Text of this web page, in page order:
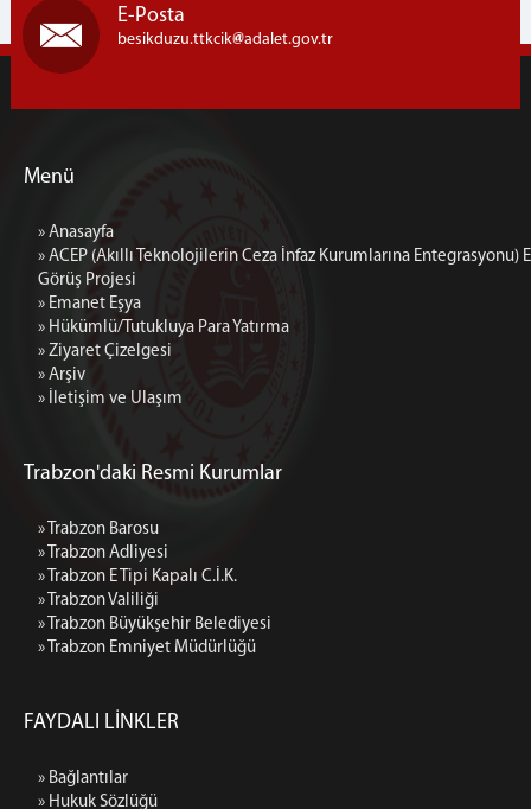
E-Posta
besikduzu.ttkcik adalet.gov.tr
Menü
» Anasayfa
» ACEP (Akıllı Teknolojilerin Ceza İnfaz Kurumlarına Entegrasyonu)
Görüş Projesi
» Emanet Eşya
» Hükümlü/Tutukluya Para Yatırma
» Ziyaret Çizelgesi
» Arşiv
» İletişim ve Ulaşım
Trabzon'daki Resmi Kurumlar
» Trabzon Barosu
» Trabzon Adliyesi
» Trabzon E Tipi Kapalı C.İ.K.
» Trabzon Valiliği
» Trabzon Büyükşehir Belediyesi
» Trabzon Emniyet Müdürlüğü
FAYDALI LİNKLER
» Bağlantılar
» Hukuk Sözlüğü